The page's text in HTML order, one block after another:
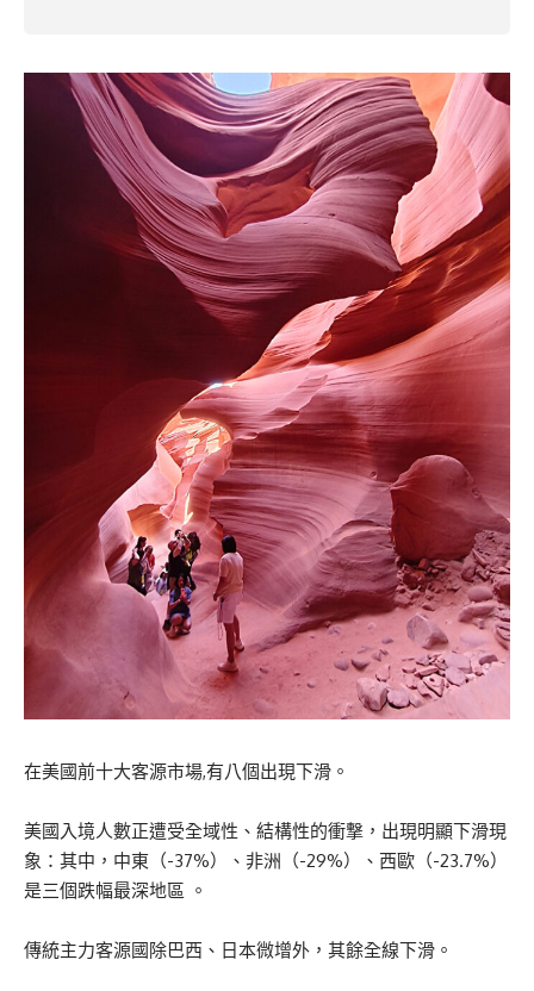
在美國前十大客源市場,有八個出現下滑。
美國入境人數正遭受全域性、結構性的衝撃，出現明顯下滑現
象：其中，中東（-37%）、非洲（-29%）、西歐（-23.7%）
是三個跌幅最深地區 。
傳統主力客源國除巴西、日本微增外，其餘全線下滑。